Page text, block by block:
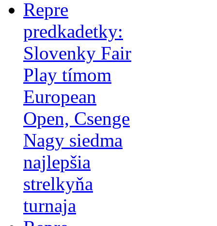
Repre
predkadetky:
Slovenky Fair
Play tímom
European
Open, Csenge
Nagy siedma
najlepšia
strelkyňa
turnaja